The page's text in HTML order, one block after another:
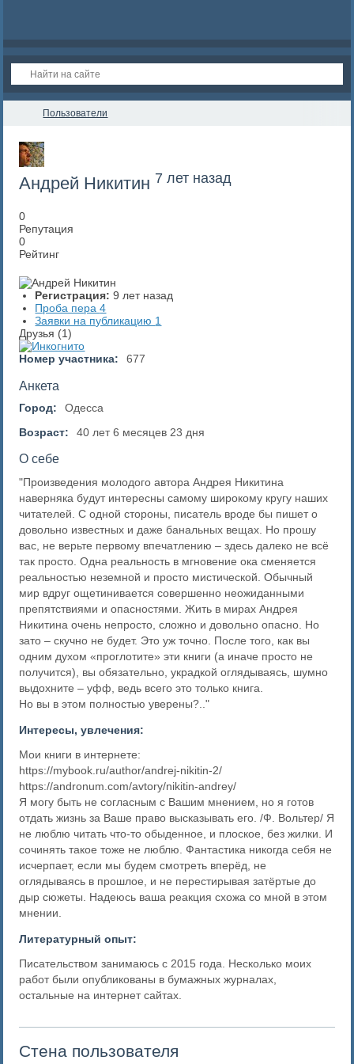
Пользователи
Андрей Никитин 7 лет назад
0
Репутация
0
Рейтинг
Регистрация: 9 лет назад
Проба пера4
Заявки на публикацию 1
Друзья (1)
Номер участника:
677
Анкета
Город:
Одесса
Возраст:
40 лет 6 месяцев 23 дня
О себе
"Произведения молодого автора Андрея Никитина
наверняка будут интересны самому широкому кругу наших
читателей. С одной стороны, писатель вроде бы пишет о
довольно известных и даже банальных вещах. Но прошу
вас, не верьте первому впечатлению – здесь далеко не всё
так просто. Одна реальность в мгновение ока сменяется
реальностью неземной и просто мистической. Обычный
мир вдруг ощетинивается совершенно неожиданными
препятствиями и опасностями. Жить в мирах Андрея
Никитина очень непросто, сложно и довольно опасно. Но
зато – скучно не будет. Это уж точно. После того, как вы
одним духом «проглотите» эти книги (а иначе просто не
получится), вы обязательно, украдкой оглядываясь, шумно
выдохните – уфф, ведь всего это только книга.
Но вы в этом полностью уверены?.."
Интересы, увлечения:
Мои книги в интернете:
https://mybook.ru/author/andrej-nikitin-2/
https://andronum.com/avtory/nikitin-andrey/
Я могу быть не согласным с Вашим мнением, но я готов
отдать жизнь за Ваше право высказывать его. /Ф. Вольтер/ Я
не люблю читать что-то обыденное, и плоское, без жилки. И
сочинять такое тоже не люблю. Фантастика никогда себя не
исчерпает, если мы будем смотреть вперёд, не
оглядываясь в прошлое, и не перестирывая затёртые до
дыр сюжеты. Надеюсь ваша реакция схожа со мной в этом
мнении.
Литературный опыт:
Писательством занимаюсь с 2015 года. Несколько моих
работ были опубликованы в бумажных журналах,
остальные на интернет сайтах.
Стена пользователя